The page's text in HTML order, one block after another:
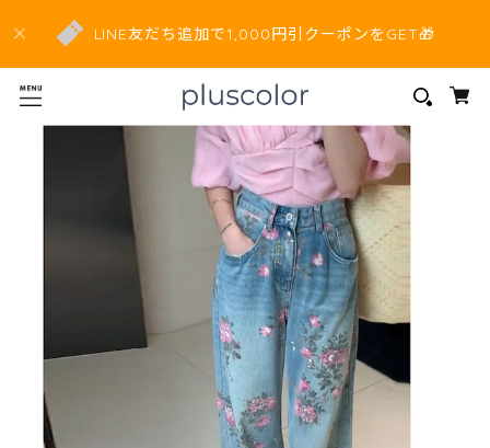
LINE友だち追加で1,000円引クーポンをGET🎁